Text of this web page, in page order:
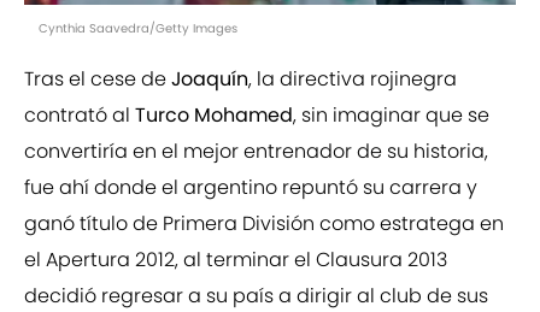
Cynthia Saavedra/Getty Images
Tras el cese deJoaquín, la directiva rojinegra
contrató al Turco Mohamed, sin imaginar que se
convertiría en el mejor entrenador de su historia,
fue ahí donde el argentino repuntó su carrera y
ganó título de Primera División como estratega en
el Apertura 2012, al terminar el Clausura 2013
decidió regresar a su país a dirigir al club de sus